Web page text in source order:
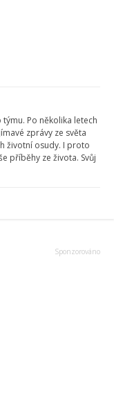
Po několika letech
zprávy ze světa
životní osudy. I proto
příběhy ze života. Svůj